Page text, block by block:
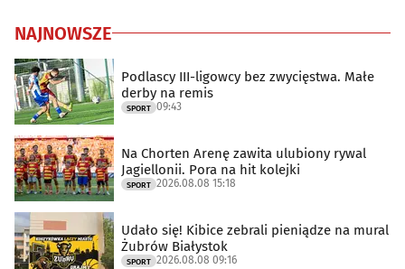
NAJNOWSZE
Podlascy III-ligowcy bez zwycięstwa. Małe
derby na remis
SPORT 09:43
Na Chorten Arenę zawita ulubiony rywal
Jagiellonii. Pora na hit kolejki
SPORT 2026.08.08 15:18
Udało się! Kibice zebrali pieniądze na mural
Żubrów Białystok
SPORT 2026.08.08 09:16